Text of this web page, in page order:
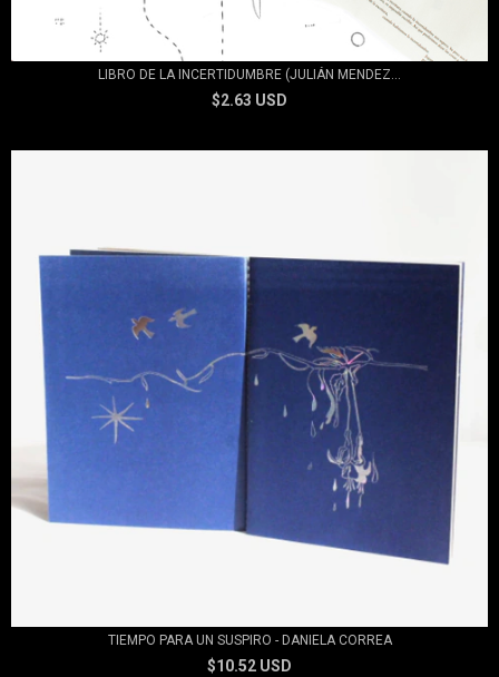
LIBRO DE LA INCERTIDUMBRE (JULIÁN MENDEZ...
$2.63 USD
TIEMPO PARA UN SUSPIRO - DANIELA CORREA
$10.52 USD